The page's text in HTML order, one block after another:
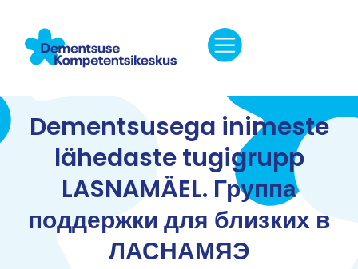
Dementsusega inimeste
lähedaste tugigrupp
LASNAMÄEL. Группа
поддержки для близких в
ЛАСНАМЯЭ